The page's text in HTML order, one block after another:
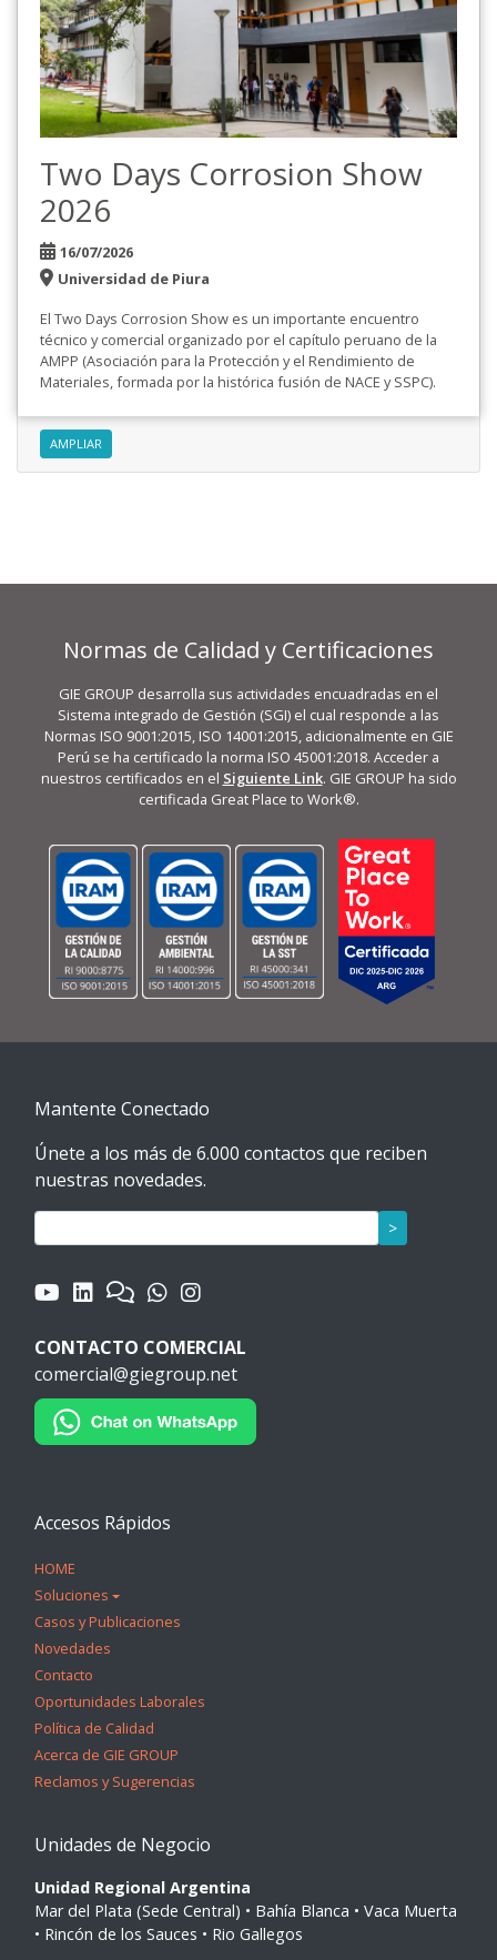
Two Days Corrosion Show
2026
16/07/2026
Universidad de Piura
El Two Days Corrosion Show es un importante encuentro
técnico y comercial organizado por el capítulo peruano de la
AMPP (Asociación para la Protección y el Rendimiento de
Materiales, formada por la histórica fusión de NACE y SSPC).
AMPLIAR
Normas de Calidad y Certificaciones
GIE GROUP desarrolla sus actividades encuadradas en el
Sistema integrado de Gestión (SGI) el cual responde a las
Normas ISO 9001:2015, ISO 14001:2015, adicionalmente en GIE
Perú se ha certificado la norma ISO 45001:2018. Acceder a
nuestros certificados en el Siguiente Link. GIE GROUP ha sido
certificada Great Place to Work®.
Mantente Conectado
Únete a los más de 6.000 contactos que reciben
nuestras novedades.
>
CONTACTO COMERCIAL
comercial@giegroup.net
Accesos Rápidos
HOME
Soluciones
Casos y Publicaciones
Novedades
Contacto
Oportunidades Laborales
Política de Calidad
Acerca de GIE GROUP
Reclamos y Sugerencias
Unidades de Negocio
Unidad Regional Argentina
Mar del Plata (Sede Central) • Bahía Blanca • Vaca Muerta
• Rincón de los Sauces • Rio Gallegos